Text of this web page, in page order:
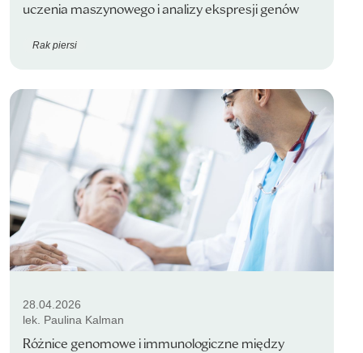
uczenia maszynowego i analizy ekspresji genów
Rak piersi
28.04.2026
lek. Paulina Kalman
Różnice genomowe i immunologiczne między